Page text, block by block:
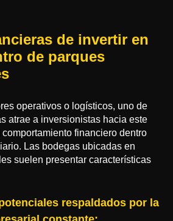
de invertir en
de parques
operativos o logísticos, uno de
atrae a inversionistas hacia este
financiero dentro
Las bodegas ubicadas en
suelen presentar características
respaldados por la